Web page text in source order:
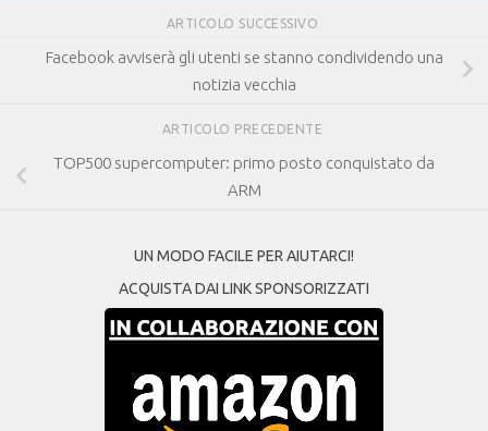
ARTICOLO SUCCESSIVO
Facebook avviserà gli utenti se stanno condividendo una
notizia vecchia
ARTICOLO PRECEDENTE
TOP500 supercomputer: primo posto conquistato da
ARM
UN MODO FACILE PER AIUTARCI!
ACQUISTA DAI LINK SPONSORIZZATI